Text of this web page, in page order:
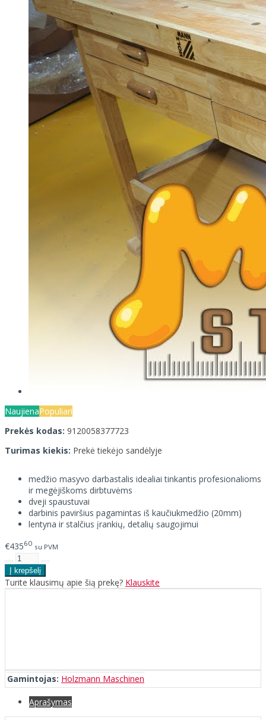
NaujienaPopuliari
Prekės kodas: 9120058377723
Turimas kiekis: Prekė tiekėjo sandėlyje
medžio masyvo darbastalis idealiai tinkantis profesionalioms
ir megėjiškoms dirbtuvėms
dveji spaustuvai
darbinis paviršius pagamintas iš kaučiukmedžio (20mm)
lentyna ir stalčius įrankių, detalių saugojimui
€43560 su PVM
Turite klausimų apie šią prekę? Klauskite
Gamintojas: Holzmann Maschinen
Aprašymas